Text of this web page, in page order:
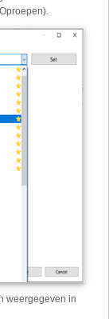
weergegeven in